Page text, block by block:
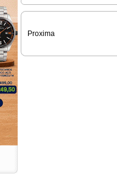
Proxima